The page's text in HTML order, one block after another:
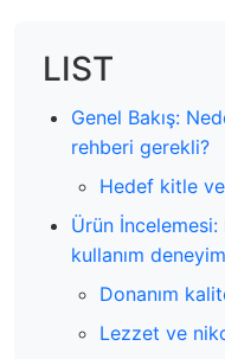
LIST
Genel Bakış:
rehberi gerekli?
Hedef kitle
Ürün
kullanım
Donanım
Lezzet ve